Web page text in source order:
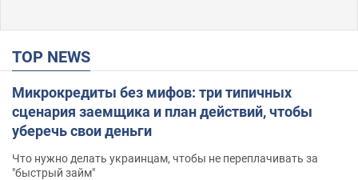
TOP NEWS
Микрокредиты без мифов: три типичных
сценария заемщика и план действий, чтобы
уберечь свои деньги
Что нужно делать украинцам, чтобы не переплачивать за
"быстрый займ"